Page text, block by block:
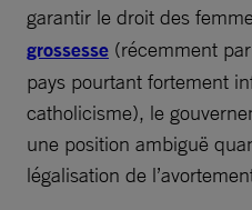
garantir le droit des
grossesse (récemment
pays pourtant fortement
catholicisme), le
une position ambiguë
légalisation de